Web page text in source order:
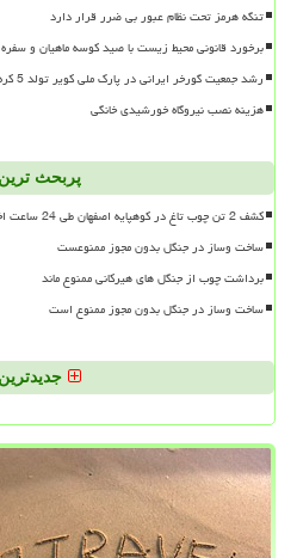
تنگه هرمز تحت نظام عبور بی ضرر قرار دارد
برخورد قانونی محیط زیست با صید کوسه ماهیان و
رشد جمعیت گورخر ایرانی در پارک ملی کویر تولد 5 کره جدید در گرمسار
هزینه نصب نیروگاه خورشیدی خانگی
پربحث
کشف 2 تن چوب تاغ در کوهپایه اصفهان طی 24 ساعت اخیر 8 نفر دستگیر شدند
ساخت وساز در جنگل بدون مجوز ممنوعست
برداشت چوب از جنگل های هیرکانی ممنوع ماند
ساخت وساز در جنگل بدون مجوز ممنوع است